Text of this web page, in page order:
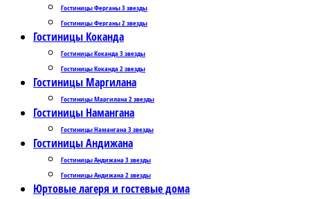
Гостиницы Ферганы 3 звезды
Гостиницы Ферганы 2 звезды
Гостиницы Коканда
Гостиницы Коканда 3 звезды
Гостиницы Коканда 2 звезды
Гостиницы Маргилана
Гостиницы Маргилана 2 звезды
Гостиницы Намангана
Гостиницы Намангана 3 звезды
Гостиницы Андижана
Гостиницы Андижана 3 звезды
Гостиницы Андижана 2 звезды
Юртовые лагеря и гостевые дома